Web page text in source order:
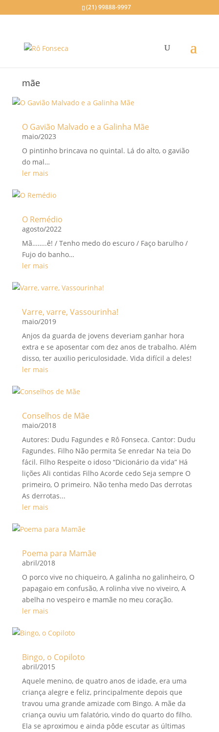
(21) 99888-9997
mãe
O Gavião Malvado e a Galinha Mãe
maio/2023
O pintinho brincava no quintal. Lá do alto, o gavião
do mal…
ler mais
O Remédio
agosto/2022
Mã……..ê! / Tenho medo do escuro / Faço barulho /
Fujo do banho…
ler mais
Varre, varre, Vassourinha!
maio/2019
Anjos da guarda de jovens deveriam ganhar hora
extra e se aposentar com dez anos de trabalho. Além
disso, ter auxilio periculosidade. Vida difícil a deles!
ler mais
Conselhos de Mãe
maio/2018
Autores: Dudu Fagundes e Rô Fonseca. Cantor: Dudu
Fagundes. Filho Não permita Se enredar Na teia Do
fácil. Filho Respeite o idoso “Dicionário da vida” Há
lições Ali contidas Filho Acorde cedo Seja sempre O
primeiro, O primeiro. Não tenha medo Das derrotas
As derrotas...
ler mais
Poema para Mamãe
abril/2018
O porco vive no chiqueiro, A galinha no galinheiro, O
papagaio em confusão, A rolinha vive no viveiro, A
abelha no vespeiro e mamãe no meu coração.
ler mais
Bingo, o Copiloto
abril/2015
Aquele menino, de quatro anos de idade, era uma
criança alegre e feliz, principalmente depois que
travou uma grande amizade com Bingo. A mãe da
criança ouviu um falatório, vindo do quarto do filho.
Ela se aproximou e ainda pôde escutar as últimas